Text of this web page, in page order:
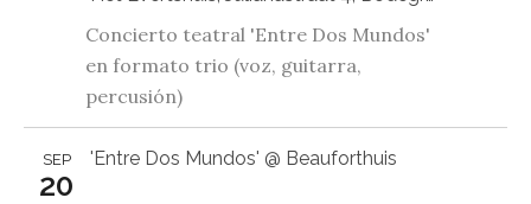
Concierto teatral 'Entre Dos Mundos'
en formato trio (voz, guitarra,
percusión)
'Entre Dos Mundos' @ Beauforthuis
SEP
20